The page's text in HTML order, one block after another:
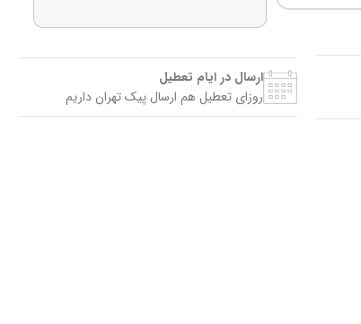
ارسال در ایام تعطیل
روزای تعطیل هم ارسال پیک تهران داریم